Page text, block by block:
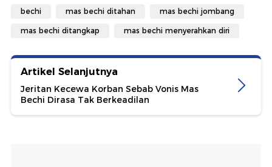
bechi mas bechi ditahan mas bechi jombang
mas bechi ditangkap mas bechi menyerahkan diri
Artikel Selanjutnya
Jeritan Kecewa Korban Sebab Vonis Mas
Bechi Dirasa Tak Berkeadilan